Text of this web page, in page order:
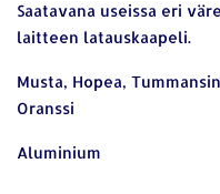
Saatavana useissa eri
laitteen latauskaapeli.
Musta, Hopea,
Oranssi
Aluminium